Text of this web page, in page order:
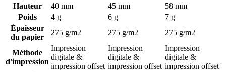
Si votre entreprise appartient à l'une de ces catégories, alors
félicitations, vous pouvez arrêter vos recherches et commander ce
produit dès maintenant.
Entreprises de vente à emporter et de livraison :Si vous
recherchez une solution d'emballage aussi rapide que votre
entreprise, nos pots express sont faits pour vous.
Hauteur
40 mm 45 mm
58 mm
Poids
4 g 6 g
7 g
Épaisseur
du papier
275 g/m2 275 g/m2 275 g/m2
Méthode
d'impression
Impression
digitale &
impression offset
Impression
digitale &
impression offset
Impression
digitale &
impression offset